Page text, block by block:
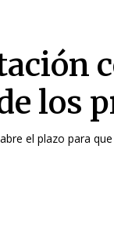
los
el plazo para que